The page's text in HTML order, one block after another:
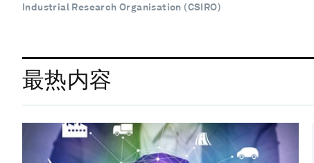
Industrial Research Organisation (CSIRO)
最热内容